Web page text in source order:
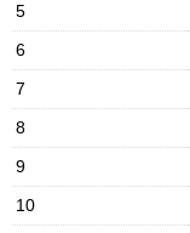
5
6
7
8
9
10